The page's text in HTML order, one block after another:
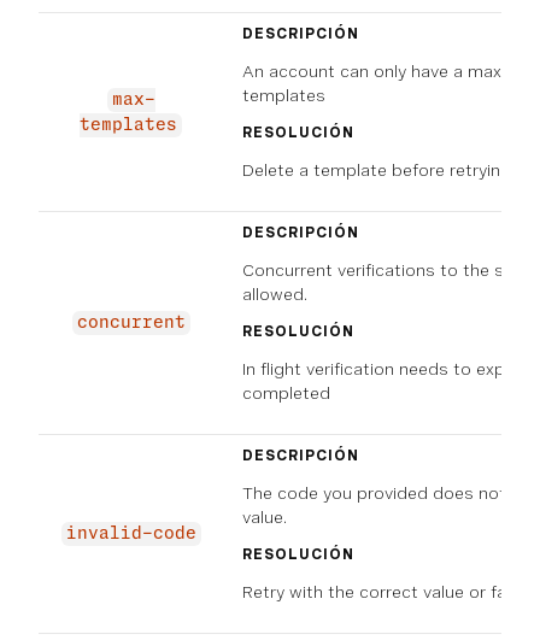
max-
templates
DESCRIPCIÓN
An account can only have a
templates
RESOLUCIÓN
Delete a template before retrying
concurrent
DESCRIPCIÓN
Concurrent verifications to the
allowed.
RESOLUCIÓN
In flight verification needs to expire,
completed
invalid-code
DESCRIPCIÓN
The code you provided does not
value.
RESOLUCIÓN
Retry with the correct value or fail